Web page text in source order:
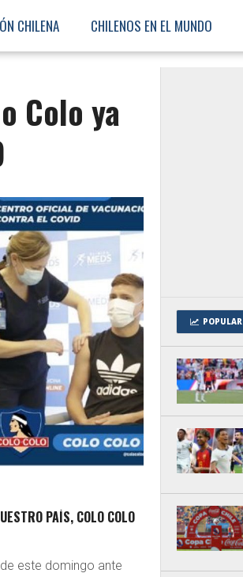
CHILENA CHILENOS EN EL MUNDO
Colo ya
PAÍS, COLO COLO
este domingo ante
POPULAR